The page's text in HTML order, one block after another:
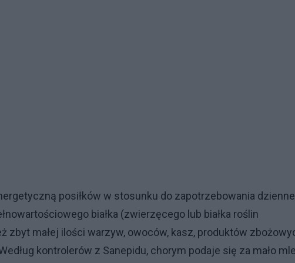
posiłków w stosunku do zapotrzebowania
białka (zwierzęcego lub białka roślin
zbyt małej ilości warzyw, owoców, kasz, produktów
kontrolerów z Sanepidu, chorym podaje się za mało